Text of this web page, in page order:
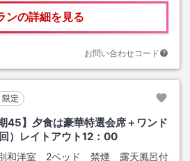
ンの詳細を見る
お問い合わせコード
限定
45】夕食は豪華特選会席＋ワンド
）レイトアウト12：00
和洋室 2ベッド 禁煙 露天風呂付